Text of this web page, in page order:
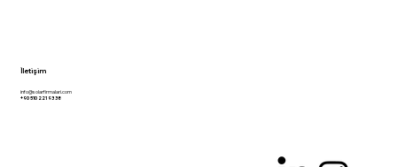
İletişim
info@solarfirmalari.com
+90 510 221 93 38